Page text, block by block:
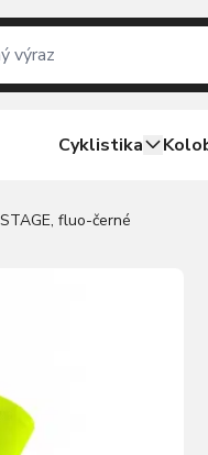
Cyklistika
fluo-černé